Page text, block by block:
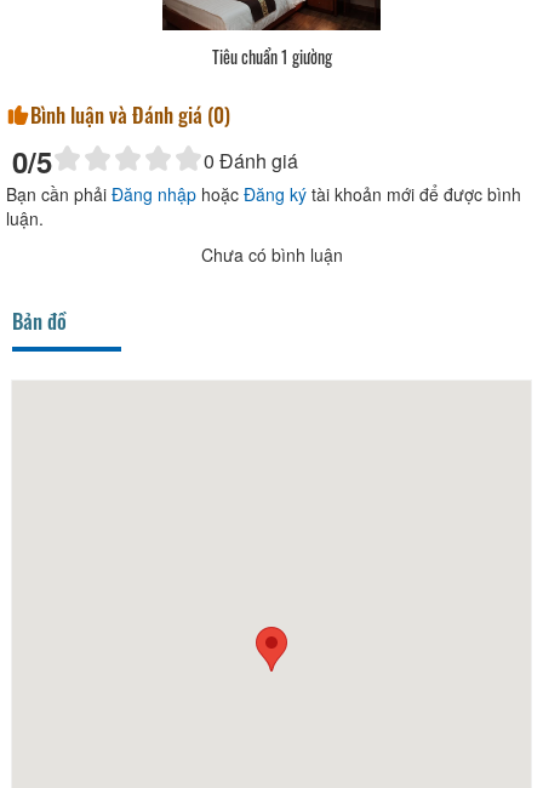
Tiêu chuẩn 1 giường
Bình luận và Đánh giá (0)
0/5 0 Đánh giá
Bạn cần phải Đăng nhập hoặc Đăng ký tài khoản mới để được bình
luận.
Chưa có bình luận
Bản đồ